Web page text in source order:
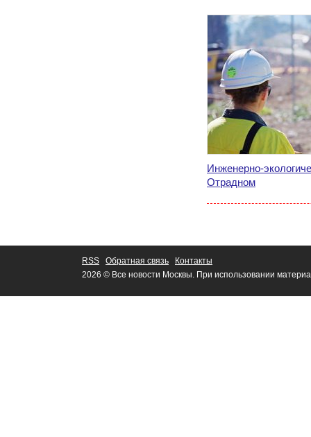
Инженерно-
Отрадном
RSS Обратная связь
Контакты
2026 © Все новости Москвы. При использовании